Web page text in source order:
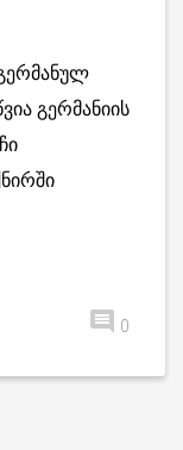
გერმანიის
0